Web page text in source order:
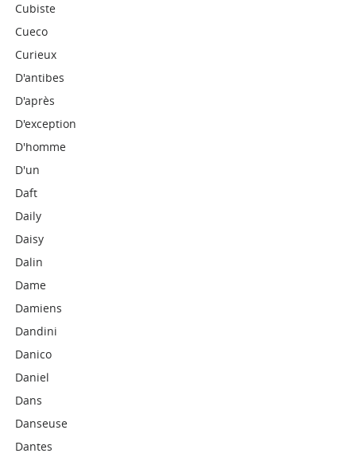
Cubiste
Cueco
Curieux
D'antibes
D'après
D'exception
D'homme
D'un
Daft
Daily
Daisy
Dalin
Dame
Damiens
Dandini
Danico
Daniel
Dans
Danseuse
Dantes